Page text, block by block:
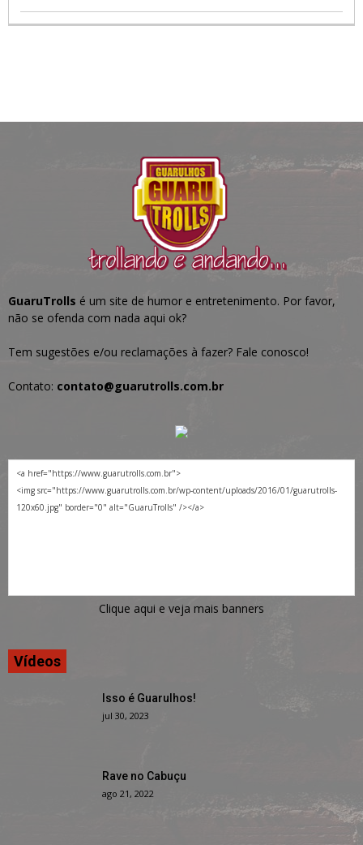
GuaruTrolls é um site de humor e entretenimento. Por favor,
não se ofenda com nada aqui ok?
Tem sugestões e/ou reclamações à fazer? Fale conosco!
Contato: contato@guarutrolls.com.br
Clique aqui e veja mais banners
Vídeos
Isso é Guarulhos!
jul 30, 2023
Rave no Cabuçu
ago 21, 2022